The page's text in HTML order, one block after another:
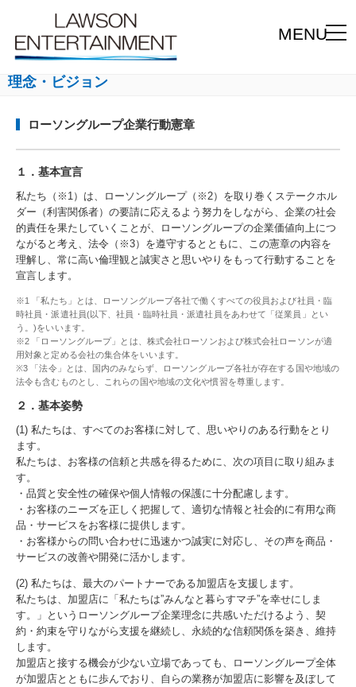
MENU
理念・ビジョン
ローソングループ企業行動憲章
１．基本宣言
私たち（※1）は、ローソングループ（※2）を取り巻くステークホル
ダー（利害関係者）の要請に応えるよう努力をしながら、企業の社会
的責任を果たしていくことが、ローソングループの企業価値向上につ
ながると考え、法令（※3）を遵守するとともに、この憲章の内容を
理解し、常に高い倫理観と誠実さと思いやりをもって行動することを
宣言します。
※1 「私たち」とは、ローソングループ各社で働くすべての役員および社員・臨
時社員・派遣社員(以下、社員・臨時社員・派遣社員をあわせて「従業員」とい
う。)をいいます。
※2 「ローソングループ」とは、株式会社ローソンおよび株式会社ローソンが適
用対象と定める会社の集合体をいいます。
※3 「法令」とは、国内のみならず、ローソングループ各社が存在する国や地域の
法令も含むものとし、これらの国や地域の文化や慣習を尊重します。
２．基本姿勢
(1) 私たちは、すべてのお客様に対して、思いやりのある行動をとり
ます。
私たちは、お客様の信頼と共感を得るために、次の項目に取り組みま
す。
・品質と安全性の確保や個人情報の保護に十分配慮します。
・お客様のニーズを正しく把握して、適切な情報と社会的に有用な商
品・サービスをお客様に提供します。
・お客様からの問い合わせに迅速かつ誠実に対応し、その声を商品・
サービスの改善や開発に活かします。
(2) 私たちは、最大のパートナーである加盟店を支援します。
私たちは、加盟店に「私たちは”みんなと暮らすマチ”を幸せにしま
す。」というローソングループ企業理念に共感いただけるよう、契
約・約束を守りながら支援を継続し、永続的な信頼関係を築き、維持
します。
加盟店と接する機会が少ない立場であっても、ローソングループ全体
が加盟店とともに歩んでおり、自らの業務が加盟店に影響を及ぼして